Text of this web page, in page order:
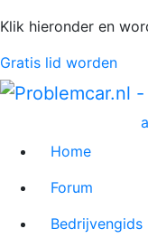
Klik hieronder en
Gratis lid worden
Home
Forum
Bedrijvengids